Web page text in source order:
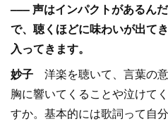
––– 声はインパクトがあるん
で、聴くほどに味わいが出て
入ってきます。
妙子 洋楽を聴いて、言葉の
胸に響いてくることや泣けて
すか。基本的には歌詞って自